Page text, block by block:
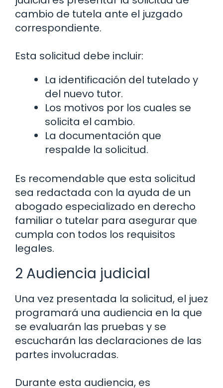
cambio de tutela ante el juzgado
correspondiente.
Esta solicitud debe incluir:
La identificación del tutelado y
del nuevo tutor.
Los motivos por los cuales se
solicita el cambio.
La documentación que
respalde la solicitud.
Es recomendable que esta solicitud
sea redactada con la ayuda de un
abogado especializado en derecho
familiar o tutelar para asegurar que
cumpla con todos los requisitos
legales.
2 Audiencia judicial
Una vez presentada la solicitud, el juez
programará una audiencia en la que
se evaluarán las pruebas y se
escucharán las declaraciones de las
partes involucradas.
Durante esta audiencia, es